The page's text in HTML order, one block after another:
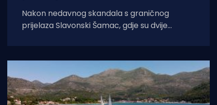
Nakon nedavnog skandala s graničnog
prijelaza Slavonski Šamac, gdje su dvije